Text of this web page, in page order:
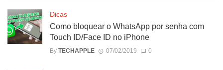
Dicas
Como bloquear o WhatsApp por senha com
Touch ID/Face ID no iPhone
By TECHAPPLE 07/02/2019 0